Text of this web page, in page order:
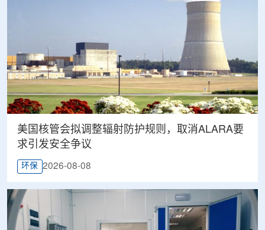
美国核管会拟调整辐射防护规则，取消ALARA要
求引发安全争议
环保 2026-08-08